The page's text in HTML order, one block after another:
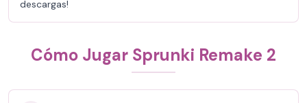
descargas!
Cómo Jugar Sprunki Remake 2